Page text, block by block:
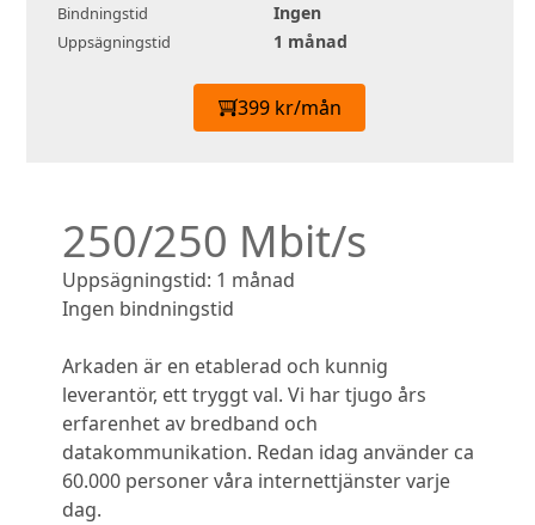
Bindningstid Ingen
Uppsägningstid 1 månad
399 kr/mån
250/250 Mbit/s
Uppsägningstid: 1 månad
Ingen bindningstid
Arkaden är en etablerad och kunnig
leverantör, ett tryggt val. Vi har tjugo års
erfarenhet av bredband och
datakommunikation. Redan idag använder ca
60.000 personer våra internettjänster varje
dag.